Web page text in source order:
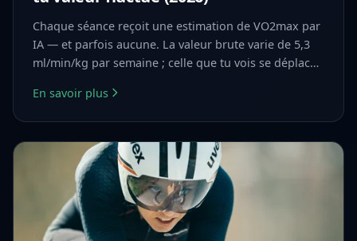
Chaque séance reçoit une estimation de VO2max par
IA — et parfois aucune. La valeur brute varie de 5,3
ml/min/kg par semaine ; celle que tu vois se déplace
En savoir plus